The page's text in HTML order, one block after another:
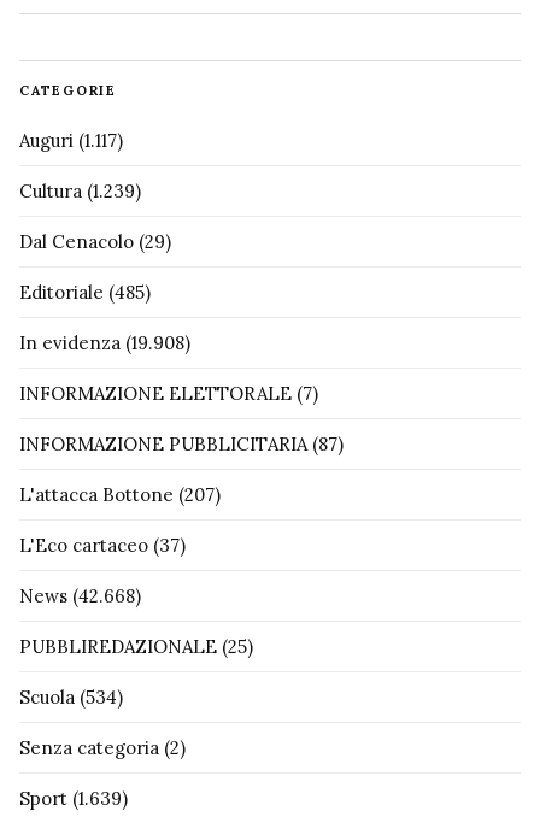
CATEGORIE
Auguri (1.117)
Cultura (1.239)
Dal Cenacolo (29)
Editoriale (485)
In evidenza (19.908)
INFORMAZIONE ELETTORALE (7)
INFORMAZIONE PUBBLICITARIA (87)
L'attacca Bottone (207)
L'Eco cartaceo (37)
News (42.668)
PUBBLIREDAZIONALE (25)
Scuola (534)
Senza categoria (2)
Sport (1.639)